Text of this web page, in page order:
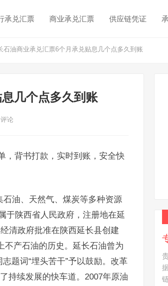
承兑汇票 商业承兑汇票 供应链凭证
石油商业承兑汇票6个月承兑贴息几个点多久到账
几个点多久到账
评论
，背书打款，实时到账，安全快
石油、天然气、煤炭等多种资源
于陕西省人民政府，注册地在延
清政府批准在陕西延长县创建
不产石油的历史。延长石油曾为
志题词“埋头苦干”予以鼓励。改革
持续发展的快车道。2007年原油